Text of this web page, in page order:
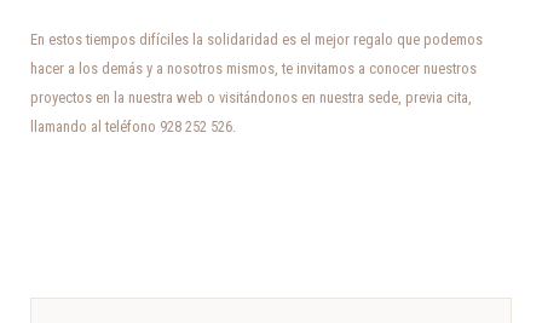
En estos tiempos difíciles la solidaridad es el mejor regalo que podemos
hacer a los demás y a nosotros mismos, te invitamos a conocer nuestros
proyectos en la nuestra web o visitándonos en nuestra sede, previa cita,
llamando al teléfono 928 252 526.